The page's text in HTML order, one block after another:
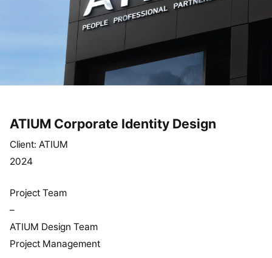
ATIUM Corporate Identity Design
Client: ATIUM
2024
Project Team
–
ATIUM Design Team
Project Management